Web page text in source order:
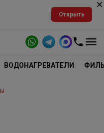
Открыть
ВОДОНАГРЕВАТЕЛИ